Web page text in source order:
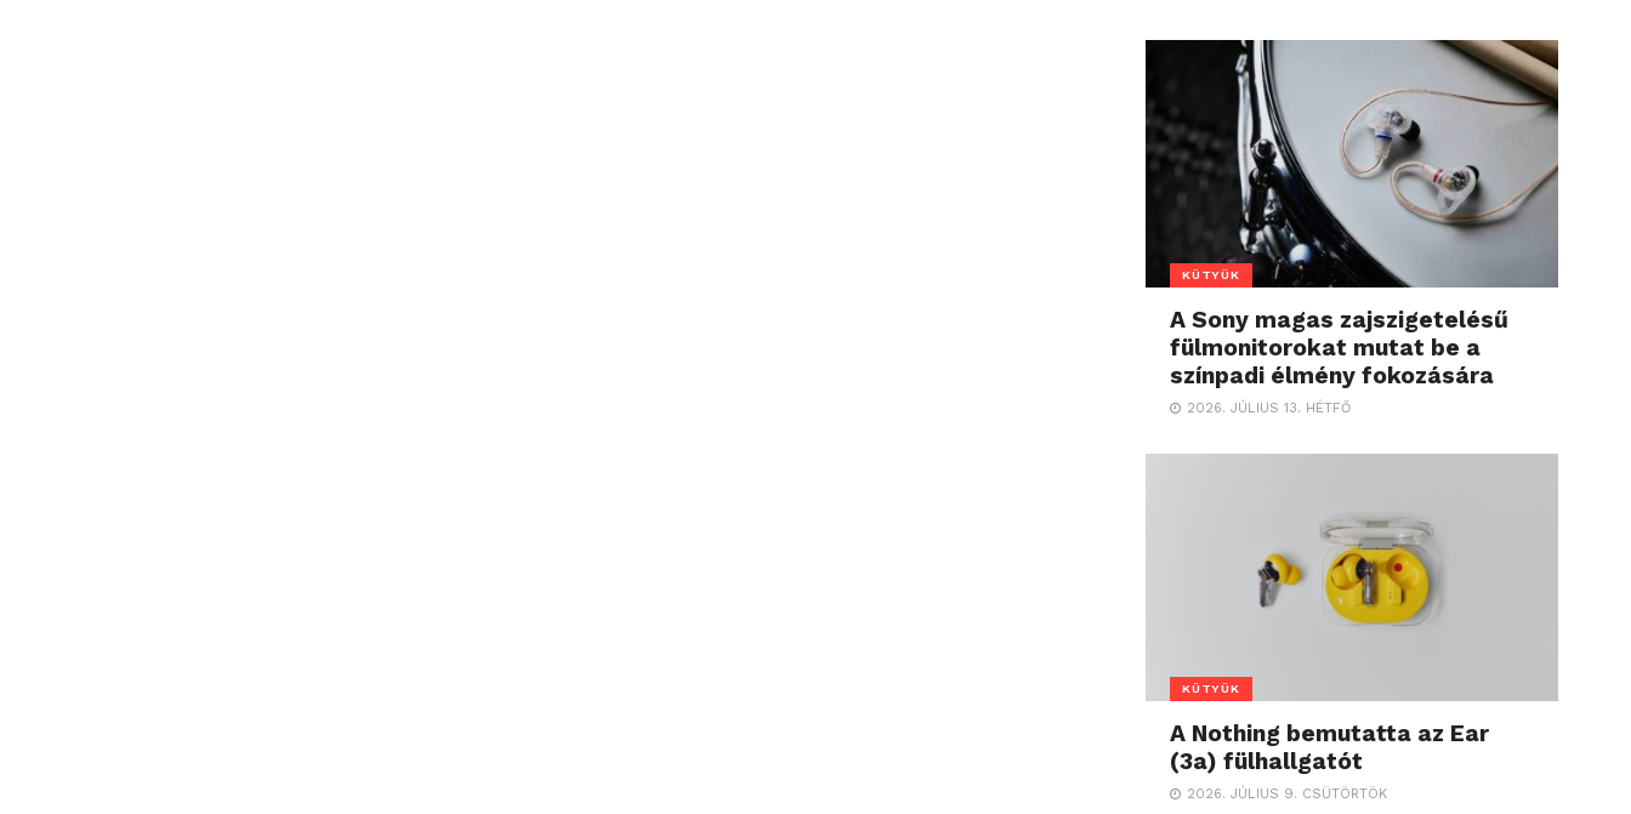
KÜTYÜK
A Sony magas zajszigetelésű
fülmonitorokat mutat be a
színpadi élmény fokozására
2026. JÚLIUS 13. HÉTFŐ
KÜTYÜK
A Nothing bemutatta az Ear
(3a) fülhallgatót
2026. JÚLIUS 9. CSÜTÖRTÖK